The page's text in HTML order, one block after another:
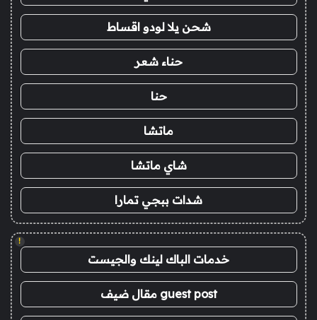
شحن يلا لودو اقساط
حناء شعر
حنا
ماتشا
شاي ماتشا
شدات ببجي تمارا
!
خدمات الباك لينك والجيست
guest post مقال ضيف